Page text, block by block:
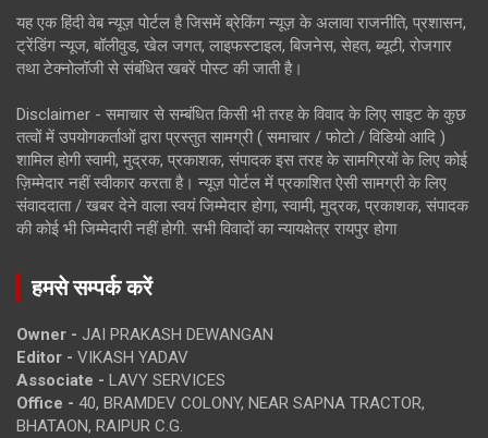
यह एक हिंदी वेब न्यूज़ पोर्टल है जिसमें ब्रेकिंग न्यूज़ के अलावा राजनीति, प्रशासन,
ट्रेंडिंग न्यूज, बॉलीवुड, खेल जगत, लाइफस्टाइल, बिजनेस, सेहत, ब्यूटी, रोजगार
तथा टेक्नोलॉजी से संबंधित खबरें पोस्ट की जाती है।
Disclaimer - समाचार से सम्बंधित किसी भी तरह के विवाद के लिए साइट के कुछ
तत्वों में उपयोगकर्ताओं द्वारा प्रस्तुत सामग्री ( समाचार / फोटो / विडियो आदि )
शामिल होगी स्वामी, मुद्रक, प्रकाशक, संपादक इस तरह के सामग्रियों के लिए कोई
ज़िम्मेदार नहीं स्वीकार करता है। न्यूज़ पोर्टल में प्रकाशित ऐसी सामग्री के लिए
संवाददाता / खबर देने वाला स्वयं जिम्मेदार होगा, स्वामी, मुद्रक, प्रकाशक, संपादक
की कोई भी जिम्मेदारी नहीं होगी. सभी विवादों का न्यायक्षेत्र रायपुर होगा
हमसे सम्पर्क करें
Owner - JAI PRAKASH DEWANGAN
Editor - VIKASH YADAV
Associate - LAVY SERVICES
Office - 40, BRAMDEV COLONY, NEAR SAPNA TRACTOR,
BHATAON, RAIPUR C.G.